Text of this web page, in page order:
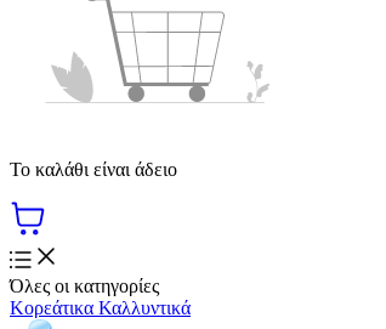
Το καλάθι είναι άδειο
Όλες οι κατηγορίες
Κορεάτικα Καλλυντικά